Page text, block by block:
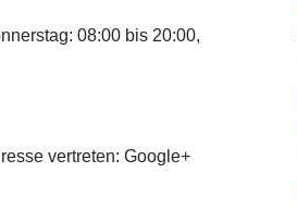
08:00 bis 20:00,
vertreten: Google+